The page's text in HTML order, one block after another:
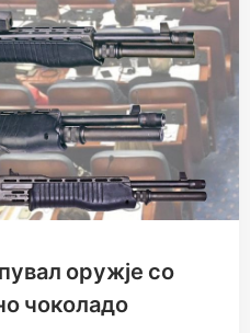
оружје со
чоколадо